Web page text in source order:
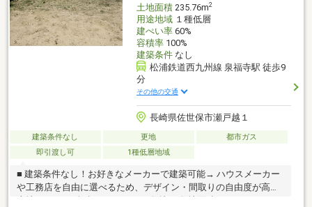
土地面積235.76m2
用途地域１種低層
建ぺい率60%
容積率100%
建築条件なし
松浦鉄道西九州線 泉福寺駅 徒歩9
分
その他の交通
長崎県佐世保市瀬戸越１
建築条件なし 更地
都市ガス
即引渡し可
1種低層地域
■ 建築条件なし！お好きなメーカーで建築可能→ ハウスメーカー
や工務店を自由に選べるため、デザイン・間取りの自由度が高い